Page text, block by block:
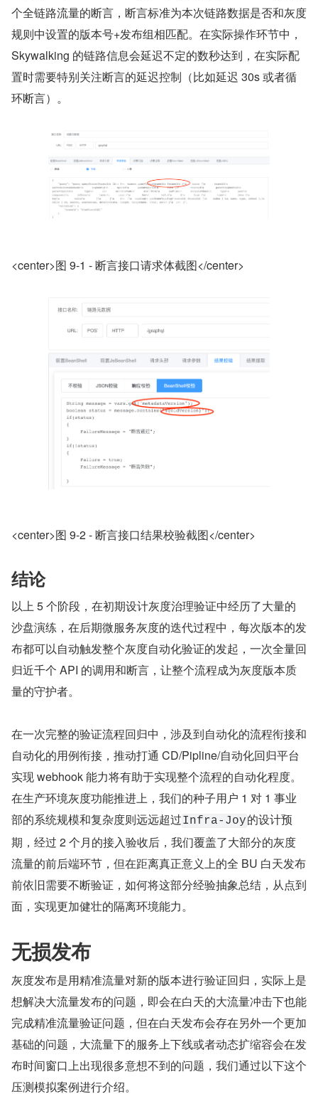
个全链路流量的断言，断言标准为本次链路数据是否和灰度
规则中设置的版本号+发布组相匹配。在实际操作环节中，
Skywalking 的链路信息会延迟不定的数秒达到，在实际配
置时需要特别关注断言的延迟控制（比如延迟 30s 或者循
环断言）。
<center>图 9-1 - 断言接口请求体截图</center>
<center>图 9-2 - 断言接口结果校验截图</center>
结论
以上 5 个阶段，在初期设计灰度治理验证中经历了大量的
沙盘演练，在后期微服务灰度的迭代过程中，每次版本的发
布都可以自动触发整个灰度自动化验证的发起，一次全量回
归近千个 API 的调用和断言，让整个流程成为灰度版本质
量的守护者。
在一次完整的验证流程回归中，涉及到自动化的流程衔接和
自动化的用例衔接，推动打通 CD/Pipline/自动化回归平台
实现 webhook 能力将有助于实现整个流程的自动化程度。
在生产环境灰度功能推进上，我们的种子用户 1 对 1 事业
部的系统规模和复杂度则远远超过Infra-Joy的设计预
期，经过 2 个月的接入验收后，我们覆盖了大部分的灰度
流量的前后端环节，但在距离真正意义上的全 BU 白天发布
前依旧需要不断验证，如何将这部分经验抽象总结，从点到
面，实现更加健壮的隔离环境能力。
无损发布
灰度发布是用精准流量对新的版本进行验证回归，实际上是
想解决大流量发布的问题，即会在白天的大流量冲击下也能
完成精准流量验证问题，但在白天发布会存在另外一个更加
基础的问题，大流量下的服务上下线或者动态扩缩容会在发
布时间窗口上出现很多意想不到的问题，我们通过以下这个
压测模拟案例进行介绍。